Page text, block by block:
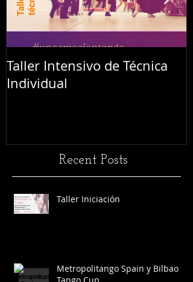
Taller Intensivo de Técnica
Individual
Recent Posts
Taller Iniciación
Metropolitango Spain y Bilbao
Tango Cup